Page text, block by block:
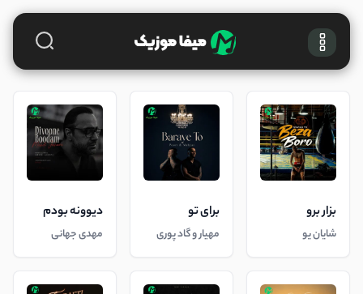
بزار برو
شایان یو
برای تو
مهیار و گاد پوری
دیوونه بودم
مهدی جهانی